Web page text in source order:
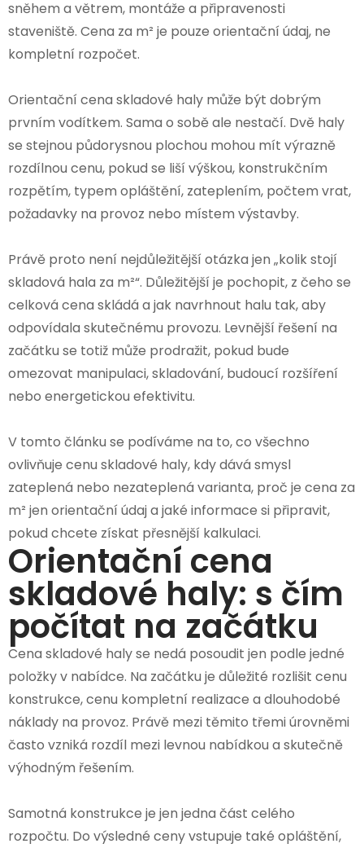
sněhem a větrem, montáže a připravenosti
staveniště. Cena za m² je pouze orientační údaj, ne
kompletní rozpočet.
Orientační cena skladové haly může být dobrým
prvním vodítkem. Sama o sobě ale nestačí. Dvě haly
se stejnou půdorysnou plochou mohou mít výrazně
rozdílnou cenu, pokud se liší výškou, konstrukčním
rozpětím, typem opláštění, zateplením, počtem vrat,
požadavky na provoz nebo místem výstavby.
Právě proto není nejdůležitější otázka jen „kolik stojí
skladová hala za m²“. Důležitější je pochopit, z čeho se
celková cena skládá a jak navrhnout halu tak, aby
odpovídala skutečnému provozu. Levnější řešení na
začátku se totiž může prodražit, pokud bude
omezovat manipulaci, skladování, budoucí rozšíření
nebo energetickou efektivitu.
V tomto článku se podíváme na to, co všechno
ovlivňuje cenu skladové haly, kdy dává smysl
zateplená nebo nezateplená varianta, proč je cena za
m² jen orientační údaj a jaké informace si připravit,
pokud chcete získat přesnější kalkulaci.
Orientační cena
skladové haly: s čím
počítat na začátku
Cena skladové haly se nedá posoudit jen podle jedné
položky v nabídce. Na začátku je důležité rozlišit cenu
konstrukce, cenu kompletní realizace a dlouhodobé
náklady na provoz. Právě mezi těmito třemi úrovněmi
často vzniká rozdíl mezi levnou nabídkou a skutečně
výhodným řešením.
Samotná konstrukce je jen jedna část celého
rozpočtu. Do výsledné ceny vstupuje také opláštění,